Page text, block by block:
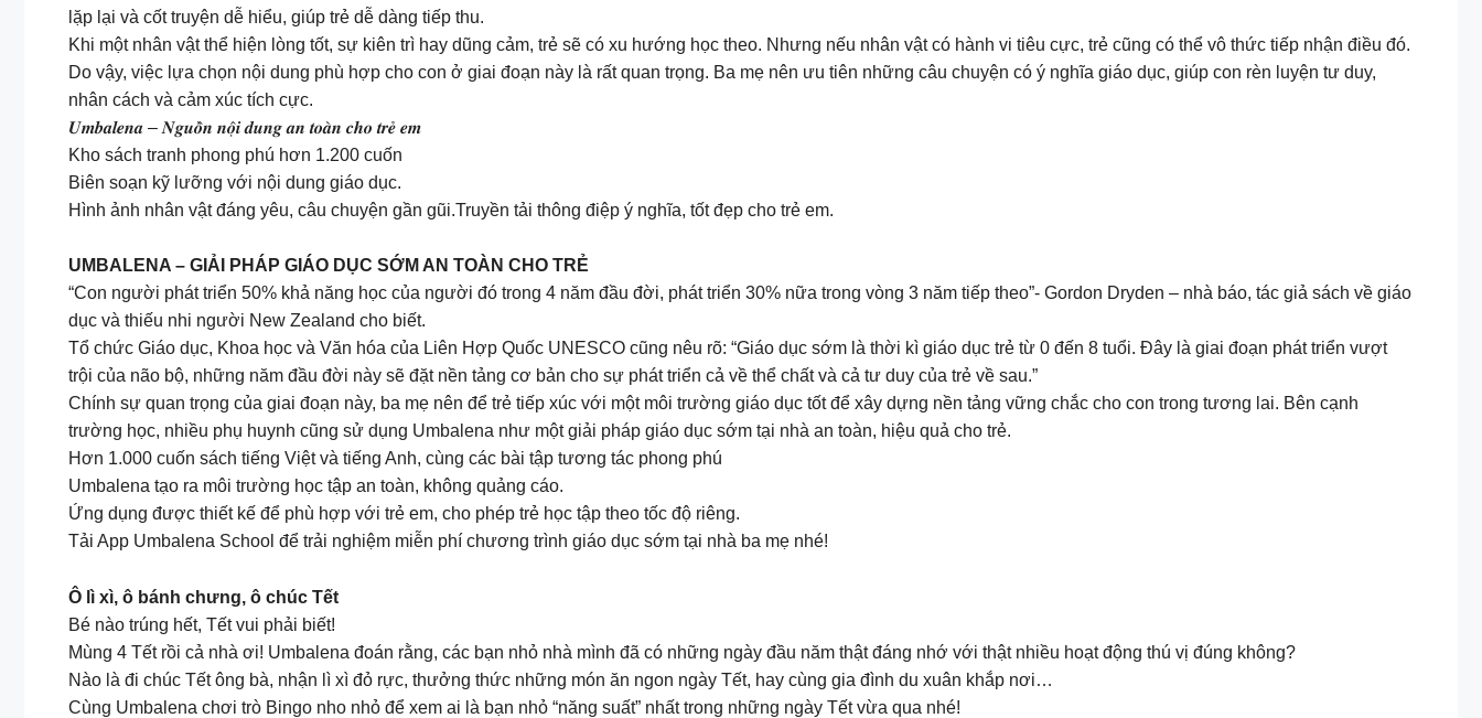
lặp lại và cốt truyện dễ hiểu, giúp trẻ dễ dàng tiếp thu.
Khi một nhân vật thể hiện lòng tốt, sự kiên trì hay dũng cảm, trẻ sẽ có xu hướng học theo. Nhưng nếu nhân vật có hành vi tiêu cực, trẻ cũng có thể vô thức tiếp nhận điều đó.
Do vậy, việc lựa chọn nội dung phù hợp cho con ở giai đoạn này là rất quan trọng. Ba mẹ nên ưu tiên những câu chuyện có ý nghĩa giáo dục, giúp con rèn luyện tư duy,
nhân cách và cảm xúc tích cực.
𝑼𝒎𝒃𝒂𝒍𝒆𝒏𝒂 – 𝑵𝒈𝒖𝒐̂̀𝒏 𝒏𝒐̣̂𝒊 𝒅𝒖𝒏𝒈 𝒂𝒏 𝒕𝒐𝒂̀𝒏 𝒄𝒉𝒐 𝒕𝒓𝒆̉ 𝒆𝒎
Kho sách tranh phong phú hơn 1.200 cuốn
Biên soạn kỹ lưỡng với nội dung giáo dục.
Hình ảnh nhân vật đáng yêu, câu chuyện gần gũi.Truyền tải thông điệp ý nghĩa, tốt đẹp cho trẻ em.
UMBALENA – GIẢI PHÁP GIÁO DỤC SỚM AN TOÀN CHO TRẺ
“Con người phát triển 50% khả năng học của người đó trong 4 năm đầu đời, phát triển 30% nữa trong vòng 3 năm tiếp theo”- Gordon Dryden – nhà báo, tác giả sách về giáo
dục và thiếu nhi người New Zealand cho biết.
Tổ chức Giáo dục, Khoa học và Văn hóa của Liên Hợp Quốc UNESCO cũng nêu rõ: “Giáo dục sớm là thời kì giáo dục trẻ từ 0 đến 8 tuổi. Đây là giai đoạn phát triển vượt
trội của não bộ, những năm đầu đời này sẽ đặt nền tảng cơ bản cho sự phát triển cả về thể chất và cả tư duy của trẻ về sau.”
Chính sự quan trọng của giai đoạn này, ba mẹ nên để trẻ tiếp xúc với một môi trường giáo dục tốt để xây dựng nền tảng vững chắc cho con trong tương lai. Bên cạnh
trường học, nhiều phụ huynh cũng sử dụng Umbalena như một giải pháp giáo dục sớm tại nhà an toàn, hiệu quả cho trẻ.
Hơn 1.000 cuốn sách tiếng Việt và tiếng Anh, cùng các bài tập tương tác phong phú
Umbalena tạo ra môi trường học tập an toàn, không quảng cáo.
Ứng dụng được thiết kế để phù hợp với trẻ em, cho phép trẻ học tập theo tốc độ riêng.
Tải App Umbalena School để trải nghiệm miễn phí chương trình giáo dục sớm tại nhà ba mẹ nhé!
Ô lì xì, ô bánh chưng, ô chúc Tết
Bé nào trúng hết, Tết vui phải biết!
Mùng 4 Tết rồi cả nhà ơi! Umbalena đoán rằng, các bạn nhỏ nhà mình đã có những ngày đầu năm thật đáng nhớ với thật nhiều hoạt động thú vị đúng không?
Nào là đi chúc Tết ông bà, nhận lì xì đỏ rực, thưởng thức những món ăn ngon ngày Tết, hay cùng gia đình du xuân khắp nơi…
Cùng Umbalena chơi trò Bingo nho nhỏ để xem ai là bạn nhỏ “năng suất” nhất trong những ngày Tết vừa qua nhé!